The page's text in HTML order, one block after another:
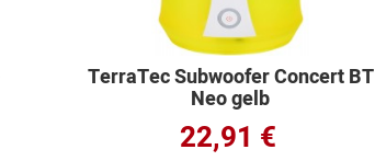
TerraTec Subwoofer Concert BT
Neo gelb
22,91 €